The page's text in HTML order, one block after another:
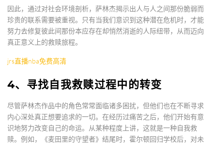
因此，通过对社会环境剖析，萨林杰揭示出人与人之间那份脆弱而
珍贵的联系需要被重视。只有当我们意识到这种潜在危机时，才能
努力去修复彼此间那份本应存在却悄然消逝的人际纽带，从而迈向
真正意义上的救赎旅程。
jrs直播nba免费高清
4、寻找自我救赎过程中的转变
尽管萨林杰作品中的角色常常面临诸多困扰，但他们也在不断寻求
内心深处真正想要追求的一切。在经历过痛苦之后，他们开始有意
识地努力改变自己的命运。从某种程度上讲，这就是一种自我救
赎。例如，《麦田里的守望者》结尾时，霍尔顿回归学校后，对未